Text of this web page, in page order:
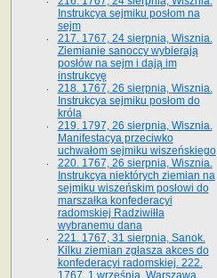
Instrukcya sejmiku posłom na
sejm
217. 1767, 24 sierpnia, Wisznia.
Ziemianie sanoccy wybierają
posłów na sejm i dają im
instrukcyę
218. 1767, 26 sierpnia, Wisznia.
Instrukcya sejmiku posłom do
króla
219. 1797, 26 sierpnia, Wisznia.
Manifestacya przeciwko
uchwałom sejmiku wiszeńskiego
220. 1767, 26 sierpnia, Wisznia.
Instrukcya niektórych ziemian na
sejmiku wiszeńskim posłowi do
marszałka konfe­deracyi
radomskiej Radziwiłła
wybranemu dana
221. 1767, 31 sierpnia, Sanok.
Kilku ziemian zgłasza akces do
konfederacyi radomskiej. 222.
1767, 1 września, Warszawa.